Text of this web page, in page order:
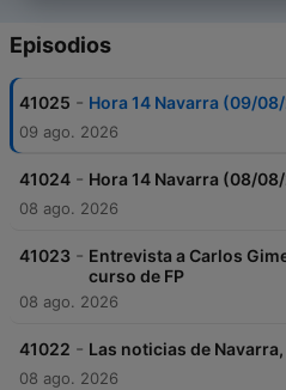
Episodios
41025 - Hora 14 Navarra (09/
09 ago. 2026
41024 - Hora 14 Navarra (08/
08 ago. 2026
41023 - Entrevista a Carlos
curso de FP
08 ago. 2026
41022 - Las noticias de
08 ago. 2026